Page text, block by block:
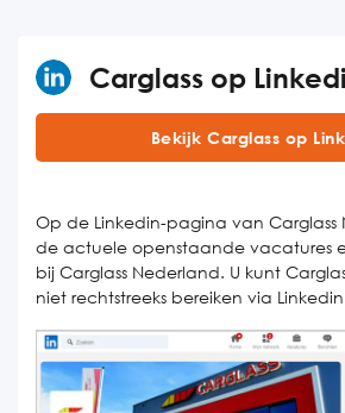
Carglass op
Bekijk Carglass op
Op de Linkedin-pagina van Carglass
de actuele openstaande vacatures
bij Carglass Nederland. U kunt
niet rechtstreeks bereiken via